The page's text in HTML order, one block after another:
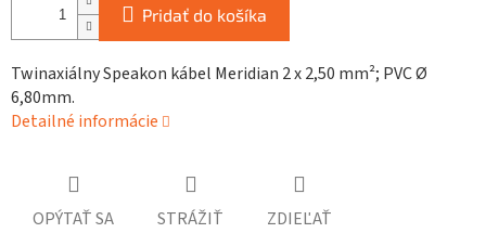
Pridať do košíka
Twinaxiálny Speakon kábel Meridian 2 x 2,50 mm²; PVC Ø
6,80mm.
Detailné informácie
OPÝTAŤ SA STRÁŽIŤ ZDIEĽAŤ